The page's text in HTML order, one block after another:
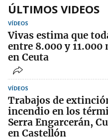
ÚLTIMOS VIDEOS
VÍDEOS
Vivas estima que
entre 8.000 y 11.000
en Ceuta
VÍDEOS
Trabajos de
incendio en los
Serra Engarcerán,
en Castellón